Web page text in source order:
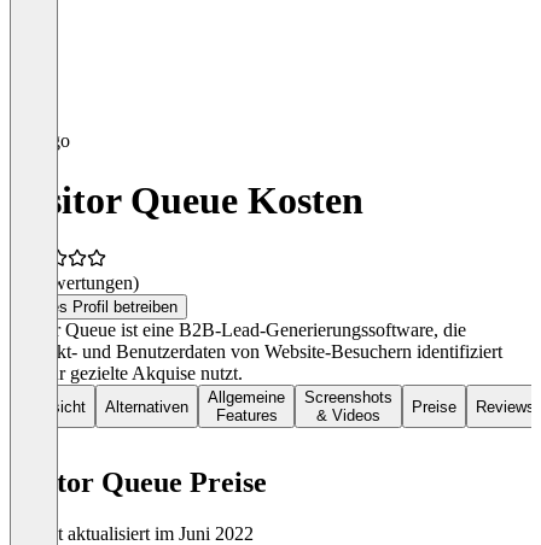
Visitor Queue Kosten
(0 Bewertungen)
Dieses Profil betreiben
Visitor Queue ist eine B2B-Lead-Generierungssoftware, die
Kontakt- und Benutzerdaten von Website-Besuchern identifiziert
und für gezielte Akquise nutzt.
Übersicht Alternativen
Allgemeine
Features
Screenshots
& Videos
Preise Reviews
Visitor Queue Preise
Zuletzt aktualisiert im Juni 2022